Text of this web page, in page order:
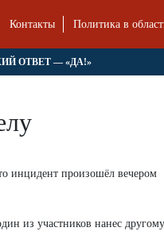
Контакты Политика в
ОТВЕТ — «ДА!»
инцидент произошёл вечером
из участников нанес другому